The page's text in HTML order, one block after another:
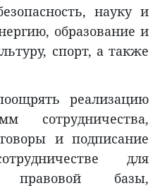
науку и
образование и
спорт, а также
реализацию
сотрудничества,
и подписание
для
правовой базы,